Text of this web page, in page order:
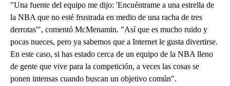
"Una fuente del equipo me dijo: 'Encuéntrame a una estrella de
la NBA que no esté frustrada en medio de una racha de tres
derrotas'", comentó McMenamin. "Así que es mucho ruido y
pocas nueces, pero ya sabemos que a Internet le gusta divertirse.
En este caso, si has estado cerca de un equipo de la NBA lleno
de gente que vive para la competición, a veces las cosas se
ponen intensas cuando buscan un objetivo común".